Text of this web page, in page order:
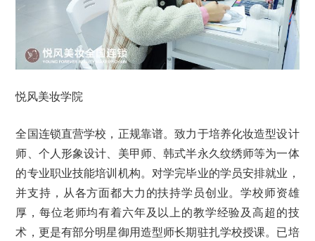
悦风美妆学院
全国连锁直营学校，正规靠谱。致力于培养化妆造型设计
师、个人形象设计、美甲师、韩式半永久纹绣师等为一体
的专业职业技能培训机构。对学完毕业的学员安排就业，
并支持，从各方面都大力的扶持学员创业。学校师资雄
厚，每位老师均有着六年及以上的教学经验及高超的技
术，更是有部分明星御用造型师长期驻扎学校授课。已培